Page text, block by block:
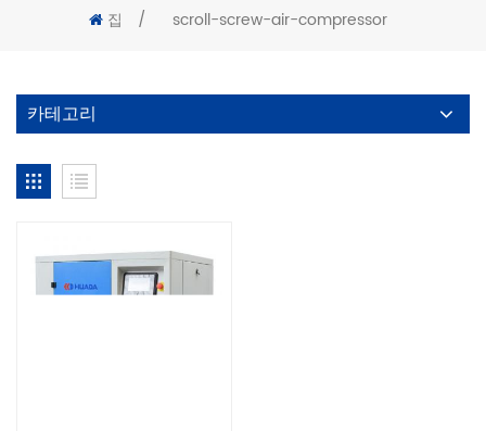
집 / scroll-screw-air-compressor
카테고리